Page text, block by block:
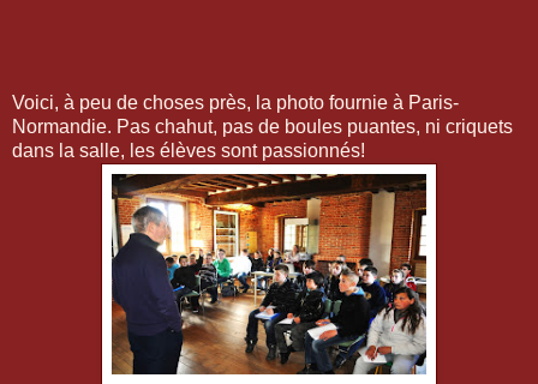
Voici, à peu de choses près, la photo fournie à Paris-
Normandie. Pas chahut, pas de boules puantes, ni criquets
dans la salle, les élèves sont passionnés!